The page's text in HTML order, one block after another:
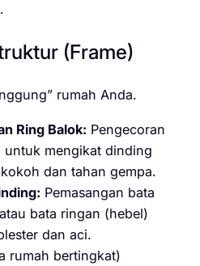
(Frame)
rumah Anda.
Ring Balok: Pengecoran
untuk mengikat dinding
dan tahan gempa.
Pemasangan bata
bata ringan (hebel)
dan aci.
rumah bertingkat)